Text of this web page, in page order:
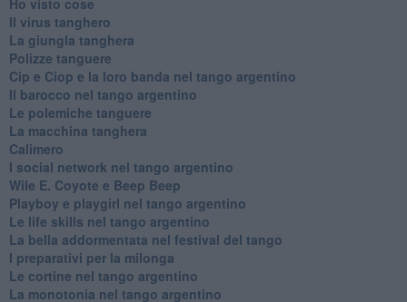
Il virus tanghero
La giungla tanghera
Polizze tanguere
Cip e Ciop e la loro banda nel tango argentino
Il barocco nel tango argentino
Le polemiche tanguere
La macchina tanghera
Calimero
​I social network nel tango argentino
Wile E. Coyote e Beep Beep
Playboy e playgirl nel tango argentino
Le life skills nel tango argentino
La bella addormentata nel festival del tango
I preparativi per la milonga
Le cortine nel tango argentino
La monotonia nel tango argentino